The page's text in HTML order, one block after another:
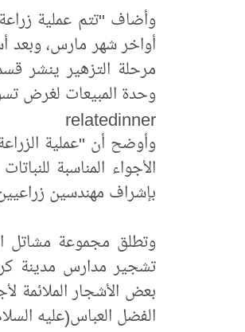
وأضاف "تتم عملية
مرحلة التزهير ينشر
وحدة المبيعات لغرض
relatedinner
وأوضح أن "عملية
الأجواء المناسبة
بإشراف مهندسين
وتطلق مجموعة مشاتل
تشجير مدارس مدينة
بعض الأشجار الملائمة
الفضل العباس(عليه